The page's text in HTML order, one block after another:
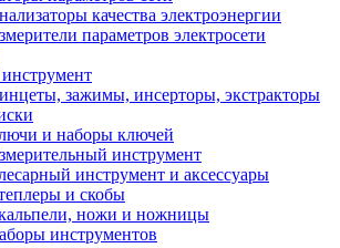
качества электроэнергии
параметров электросети
зажимы, инсерторы, экстракторы
и наборы ключей
инструмент
инструмент и аксессуары
и скобы
ножи и ножницы
инструментов